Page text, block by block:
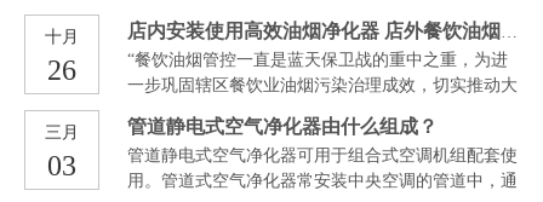
进环保突出问题综合整治行动，在推动绿色发展中不
断提升群众“获得感与幸福感”。
十月
26
店内安装使用高效油烟净化器 店外餐饮油烟“零”污染
“餐饮油烟管控一直是蓝天保卫战的重中之重，为进
一步巩固辖区餐饮业油烟污染治理成效，切实推动大
油烟排查整治工作，检查辖区内餐饮单位油烟净化设
施安装使用情况。
三月
03
管道静电式空气净化器由什么组成？
管道静电式空气净化器可用于组合式空调机组配套使
用。管道式空气净化器常安装中央空调的管道中，通